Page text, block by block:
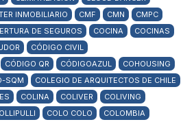
INMOBILIARIO CMF CMN
CMPC
DE SEGUROS COCINA
COCINAS
CÓDIGO CIVIL
CÓDIGO QR CÓDIGOAZUL
COHOUSING
SQM
COLEGIO DE ARQUITECTOS DE CHILE
COLINA COLIVER
COLIVING
COLO COLO
COLOMBIA